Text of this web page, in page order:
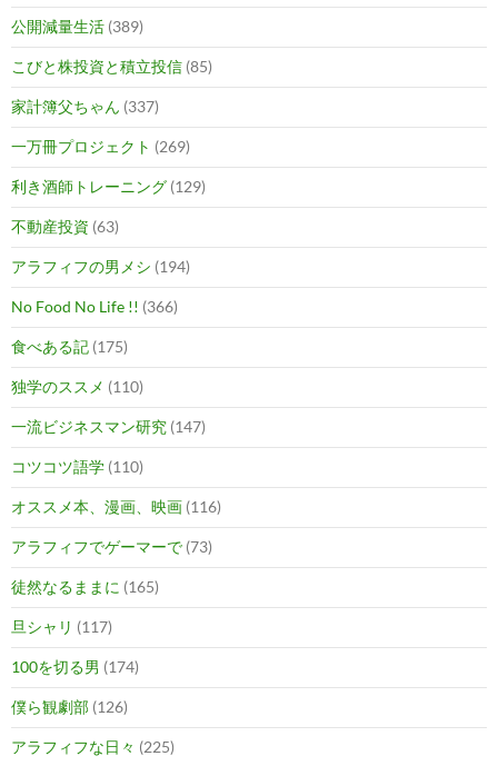
公開減量生活 (389)
こびと株投資と積立投信 (85)
家計簿父ちゃん (337)
一万冊プロジェクト (269)
利き酒師トレーニング (129)
不動産投資 (63)
アラフィフの男メシ (194)
No Food No Life !! (366)
食べある記 (175)
独学のススメ (110)
一流ビジネスマン研究 (147)
コツコツ語学 (110)
オススメ本、漫画、映画 (116)
アラフィフでゲーマーで (73)
徒然なるままに (165)
旦シャリ (117)
100を切る男 (174)
僕ら観劇部 (126)
アラフィフな日々 (225)